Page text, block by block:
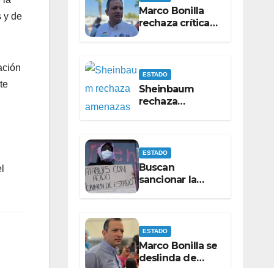
y de
Marco Bonilla
rechaza críticas
de Pérez Cuéllar
ESTADO
Sheinbaum
rechaza
ESTADO
Buscan
sancionar la
violencia ácida
ESTADO
Marco Bonilla se
deslinda de